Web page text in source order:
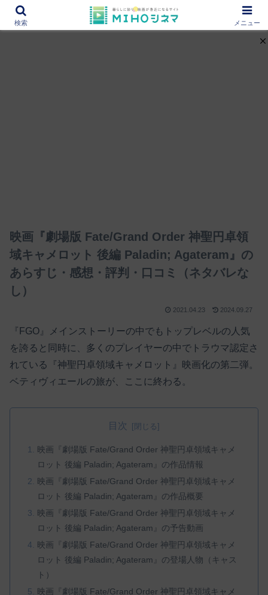
12000作品を紹介！あなたの映画図書館『MIHOシネマ』
映画『劇場版 Fate/Grand Order 神聖円卓領
域キャメロット 後編 Paladin; Agateram』の
あらすじ・感想・評判・口コミ（ネタバレな
し）
2021.04.23 2024.09.27
『FGO』メインストーリーの中でもトップレベルの人気
を誇ると同時に、多くのプレイヤーの中でトラウマ認定さ
れている『神聖円卓領域キャメロット』映画化の第二弾。
ベティヴィエールの旅が、ここに終わる。
目次
映画『劇場版 Fate/Grand Order 神聖円卓領域キャメ
ロット 後編 Paladin; Agateram』の作品情報
映画『劇場版 Fate/Grand Order 神聖円卓領域キャメ
ロット 後編 Paladin; Agateram』の作品概要
映画『劇場版 Fate/Grand Order 神聖円卓領域キャメ
ロット 後編 Paladin; Agateram』の予告動画
映画『劇場版 Fate/Grand Order 神聖円卓領域キャメ
ロット 後編 Paladin; Agateram』の登場人物（キャス
ト）
映画『劇場版 Fate/Grand Order 神聖円卓領域キャメ
検索 メニュー